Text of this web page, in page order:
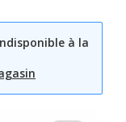
à la